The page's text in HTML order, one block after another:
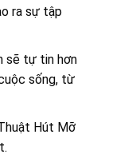
ra sự tập
sẽ tự tin hơn
sống, từ
Hút Mỡ